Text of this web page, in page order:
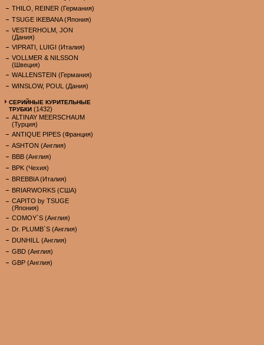
THILO, REINER (Германия)
TSUGE IKEBANA (Япония)
VESTERHOLM, JON
(Дания)
VIPRATI, LUIGI (Италия)
VOLLMER & NILSSON
(Швеция)
WALLENSTEIN (Германия)
WINSLOW, POUL (Дания)
СЕРИЙНЫЕ КУРИТЕЛЬНЫЕ
ТРУБКИ (1432)
ALTINAY MEERSCHAUM
(Турция)
ANTIQUE PIPES (Франция)
ASHTON (Англия)
BBB (Англия)
BPK (Чехия)
BREBBIA (Италия)
BRIARWORKS (США)
CAPITO by TSUGE
(Япония)
COMOY`S (Англия)
Dr. PLUMB`S (Англия)
DUNHILL (Англия)
GBD (Англия)
GBP (Англия)